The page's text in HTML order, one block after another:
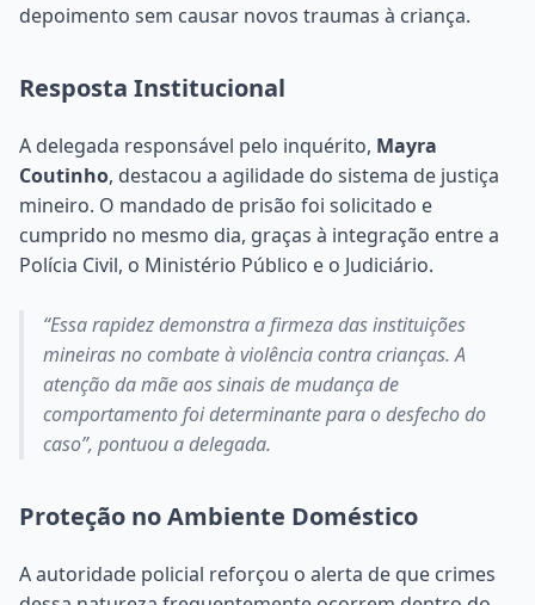
depoimento sem causar novos traumas à criança.
Resposta Institucional
A delegada responsável pelo inquérito, Mayra
Coutinho, destacou a agilidade do sistema de justiça
mineiro. O mandado de prisão foi solicitado e
cumprido no mesmo dia, graças à integração entre a
Polícia Civil, o Ministério Público e o Judiciário.
“Essa rapidez demonstra a firmeza das instituições
mineiras no combate à violência contra crianças. A
atenção da mãe aos sinais de mudança de
comportamento foi determinante para o desfecho do
caso”, pontuou a delegada.
Proteção no Ambiente Doméstico
A autoridade policial reforçou o alerta de que crimes